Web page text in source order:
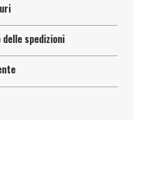
spedizioni
Sconto fino al 40% valido